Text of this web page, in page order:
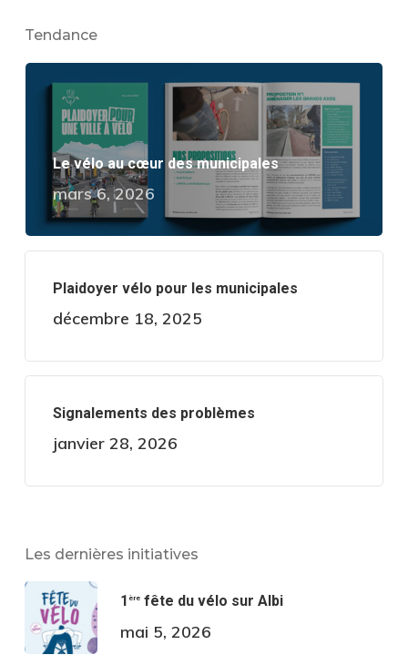
Tendance
Le vélo au cœur des municipales
mars 6, 2026
Plaidoyer vélo pour les municipales
décembre 18, 2025
Signalements des problèmes
janvier 28, 2026
Les dernières initiatives
1 èrefête du vélo sur Albi
mai 5, 2026